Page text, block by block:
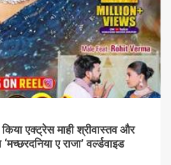
एक्ट्रेस माही श्रीवास्तव और
ए राजा’ वर्ल्डवाइड